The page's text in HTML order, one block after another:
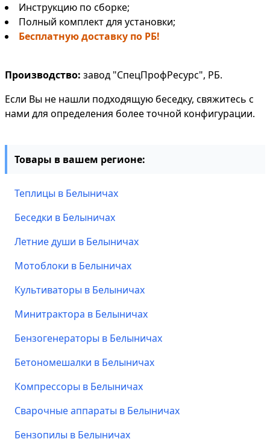
Инструкцию по сборке;
Полный комплект для установки;
Бесплатную доставку по РБ!
Производство: завод "СпецПрофРесурс", РБ.
Если Вы не нашли подходящую беседку, свяжитесь с
нами для определения более точной конфигурации.
Товары в вашем регионе:
Теплицы в Белыничах
Беседки в Белыничах
Летние души в Белыничах
Мотоблоки в Белыничах
Культиваторы в Белыничах
Минитрактора в Белыничах
Бензогенераторы в Белыничах
Бетономешалки в Белыничах
Компрессоры в Белыничах
Сварочные аппараты в Белыничах
Бензопилы в Белыничах